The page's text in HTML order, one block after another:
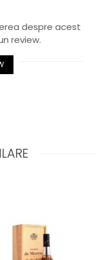
despre acest
review.